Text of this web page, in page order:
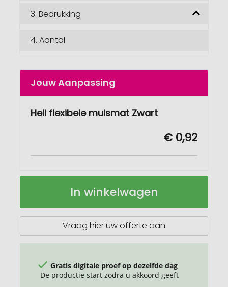
3. Bedrukking
4. Aantal
Jouw Aanpassing
Heli flexibele muismat Zwart
€ 0,92
Heli
Op
In winkelwagen
Vraag hier uw offerte aan
Gratis digitale proef op dezelfde dag
De productie start zodra u akkoord geeft